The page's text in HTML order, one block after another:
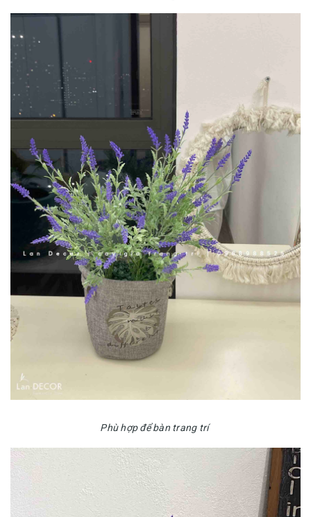
Phù hợp để bàn trang trí